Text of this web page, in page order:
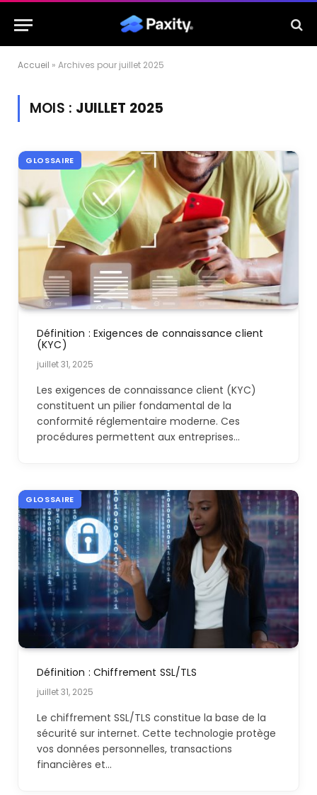
Accueil » Archives pour juillet 2025
MOIS : JUILLET 2025
GLOSSAIRE
Définition : Exigences de connaissance client
(KYC)
juillet 31, 2025
Les exigences de connaissance client (KYC)
constituent un pilier fondamental de la
conformité réglementaire moderne. Ces
procédures permettent aux entreprises…
GLOSSAIRE
Définition : Chiffrement SSL/TLS
juillet 31, 2025
Le chiffrement SSL/TLS constitue la base de la
sécurité sur internet. Cette technologie protège
vos données personnelles, transactions
financières et…